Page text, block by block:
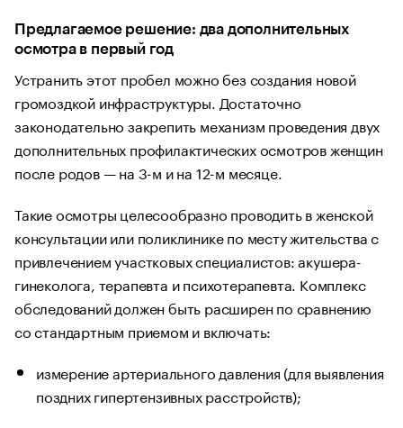
Предлагаемое решение: два дополнительных
осмотра в первый год
Устранить этот пробел можно без создания новой
громоздкой инфраструктуры. Достаточно
законодательно закрепить механизм проведения двух
дополнительных профилактических осмотров женщин
после родов — на 3-м и на 12-м месяце.
Такие осмотры целесообразно проводить в женской
консультации или поликлинике по месту жительства с
привлечением участковых специалистов: акушера-
гинеколога, терапевта и психотерапевта. Комплекс
обследований должен быть расширен по сравнению
со стандартным приемом и включать:
измерение артериального давления (для выявления
поздних гипертензивных расстройств);